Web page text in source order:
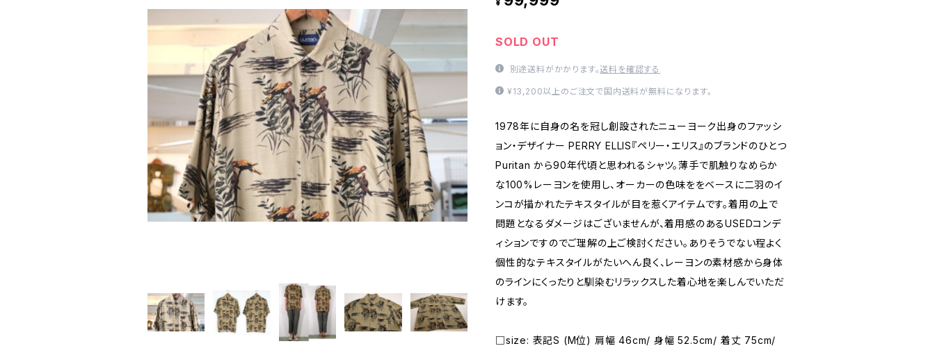
¥
SOLD OUT
別途送料がかかります。送料を確認する
¥13,200以上のご注文で国内送料が無料になります。
1978年に自身の名を冠し創設されたニューヨーク出身のファッシ
ョン・デザイナー PERRY ELLIS『ペリー・エリス』のブランドのひとつ
Puritan から90年代頃と思われるシャツ。薄手で肌触りなめらか
な100%レーヨンを使用し、オーカーの色味ををベースに二羽のイ
ンコが描かれたテキスタイルが目を惹くアイテムです。着用の上で
問題となるダメージはございませんが、着用感のあるUSEDコンデ
ィションですのでご理解の上ご検討ください。ありそうでない程よく
個性的なテキスタイルがたいへん良く、レーヨンの素材感から身体
のラインにくったりと馴染むリラックスした着心地を楽しんでいただ
けます。
□size: 表記S (M位) 肩幅 46cm/ 身幅 52.5cm/ 着丈 75cm/